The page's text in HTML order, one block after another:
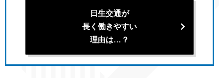
日生交通が
長く働きやすい
理由は…？